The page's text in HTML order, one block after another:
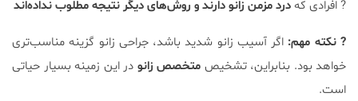
? افرادی کهدرد مزمن زانو دارند و روش‌های دیگر نتیجه مطلوب نداده‌اند
? نکته مهم: اگر آسیب زانو شدید باشد، جراحی زانو گزینه مناسب‌تری
خواهد بود. بنابراین، تشخیص متخصص زانو در این زمینه بسیار حیاتی
است.